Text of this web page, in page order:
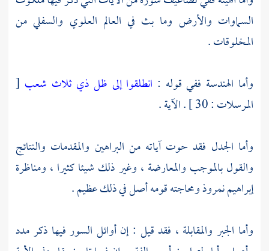
السماوات والأرض وما بث في العالم العلوي والسفلي من
المخلوقات .
وأما الهندسة ففي قوله : انطلقوا إلى ظل ذي ثلاث شعب [
المرسلات : 30 ] . الآية .
وأما الجدل فقد حوت آياته من البراهين والمقدمات والنتائج
والقول بالموجب والمعارضة ، وغير ذلك شيئا كثيرا ، ومناظرة
إبراهيم نمروذ ومحاجته قومه أصل في ذلك عظيم .
وأما الجبر والمقابلة ، فقد قيل : إن أوائل السور فيها ذكر مدد